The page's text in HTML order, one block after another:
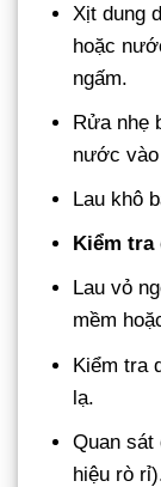
Xịt dung
hoặc
ngấm.
Rửa nhẹ
nước
Lau khô
Kiểm
Lau vỏ
mềm
Kiểm tra
lạ.
Quan sát
hiệu rò